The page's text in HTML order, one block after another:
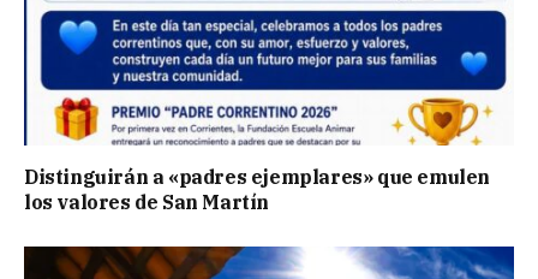
Distinguirán a «padres ejemplares» que emulen
los valores de San Martín